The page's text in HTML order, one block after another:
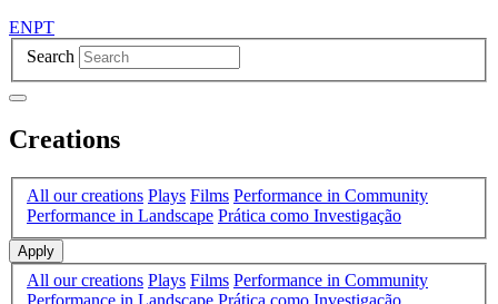
ENPT
Search
Creations
All our creations Plays Films Performance in Community
Performance in Landscape Prática como Investigação
Apply
All our creations Plays Films Performance in Community